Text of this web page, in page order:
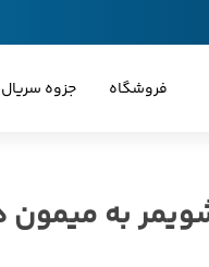
فروشگاه جزوه سریال
به میمون